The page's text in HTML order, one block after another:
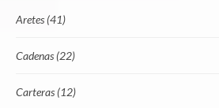
Aretes (41)
Cadenas (22)
Carteras (12)